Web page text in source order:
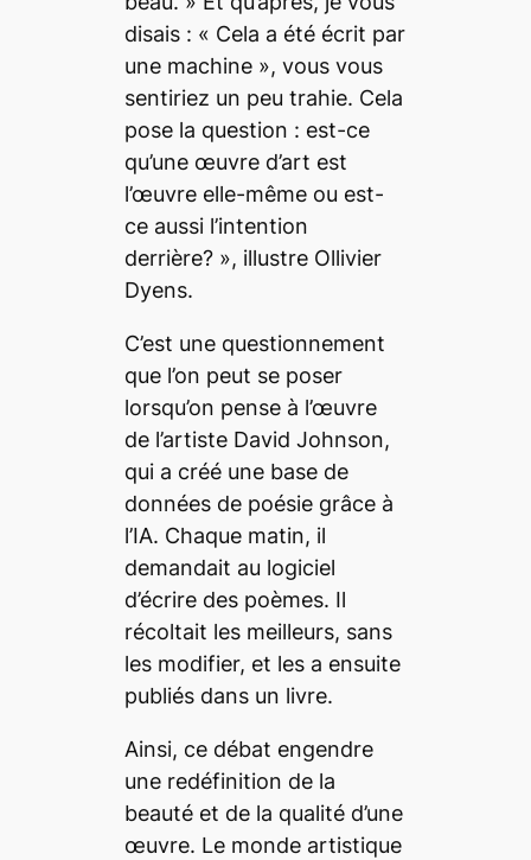
disais : « Cela a été écrit par
une machine », vous vous
sentiriez un peu trahie. Cela
pose la question : est-ce
qu’une œuvre d’art est
l’œuvre elle-même ou est-
ce aussi l’intention
derrière? », illustre Ollivier
Dyens.
C’est une questionnement
que l’on peut se poser
lorsqu’on pense à l’œuvre
de l’artiste David Johnson,
qui a créé une base de
données de poésie grâce à
l’IA. Chaque matin, il
demandait au logiciel
d’écrire des poèmes. Il
récoltait les meilleurs, sans
les modifier, et les a ensuite
publiés dans un livre.
Ainsi, ce débat engendre
une redéfinition de la
beautéet de la qualité d’une
œuvre. Le monde artistique